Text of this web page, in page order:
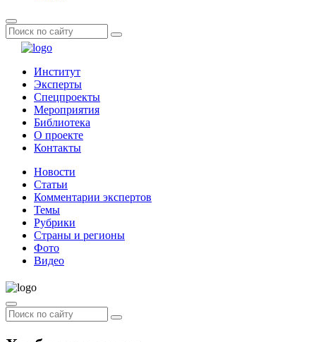
Институт
Эксперты
Спецпроекты
Мероприятия
Библиотека
О проекте
Контакты
Новости
Статьи
Комментарии экспертов
Темы
Рубрики
Страны и регионы
Фото
Видео